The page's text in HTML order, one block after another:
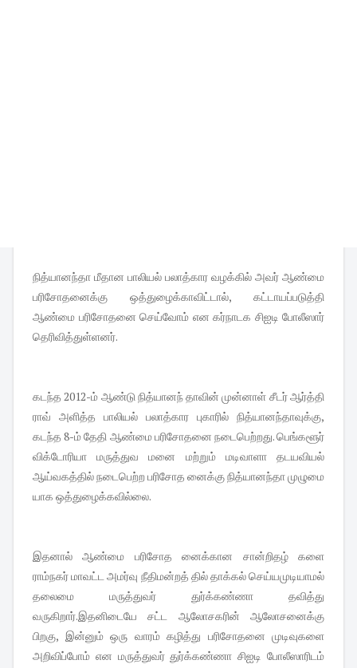
நித்யானந்தா மீதான பாலியல் பலாத்கார வழக்கில் அவர் ஆண்மை
பரிசோதனைக்கு ஒத்துழைக்காவிட்டால், க‌ட்டாயப்படுத்தி
ஆண்மை பரிசோதனை செய்வோம் என கர்நாடக சிஐடி போலீஸார்
தெரிவித்துள்ளனர்.
கடந்த 2012-ம் ஆண்டு நித்யானந் தாவின் முன்னாள் சீடர் ஆர்த்தி
ராவ் அளித்த பாலியல் பலாத்கார புகாரில் நித்யானந்தாவுக்கு,
கடந்த 8-ம் தேதி ஆண்மை பரிசோதனை நடைபெற்றது. பெங்களூர்
விக்டோரியா மருத்துவ மனை மற்றும் மடிவாளா தடயவியல்
ஆய்வகத்தில் நடைபெற்ற பரிசோத னைக்கு நித்யானந்தா முழுமை
யாக ஒத்துழைக்கவில்லை.
இதனால் ஆண்மை பரிசோத னைக்கான சான்றிதழ் களை
ராம்நகர் மாவட்ட அமர்வு நீதிமன்றத் தில் தாக்கல் செய்யமுடியாமல்
தலைமை மருத்துவர் துர்க்கண்ணா தவித்து
வருகிறார்.இதனிடையே சட்ட ஆலோசகரின் ஆலோசனைக்கு
பிறகு, இன்னும் ஒரு வாரம் கழித்து பரிசோதனை முடிவுகளை
அறிவிப்போம் என மருத்துவர் துர்க்கண்ணா சிஐடி போலீஸாரிடம்